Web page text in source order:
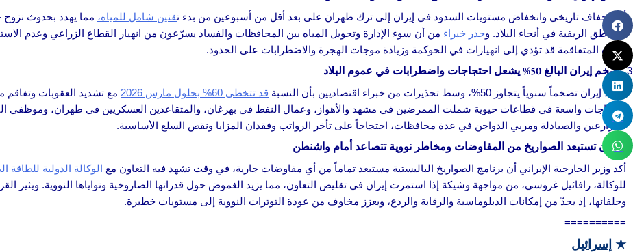
أدى جفاف تاريخي وانخفاض مستويات السدود في إيران إلى ترك طهران على بعد أقل من أسبوعين من بدء تقنين شامل للمياه، مما يهدد بحدوث
المناطق الريفية في أنحاء البلاد. وحذر خبراء من أن سوء الإدارة وتحويل المياه بين المحافظات والفساد يسرّعون من انهيار القطاع الزراعي وعدم
المياه المتفاقمة قد تؤدي إلى انهيارات في الحوكمة وزيادة موجات الهجرة والاضطرابات على الحدود.
تضخم إيران البالغ 50% يشعل احتجاجات واضطرابات في عموم البلاد
تشهد إيران تضخماً سنوياً يتجاوز 50%، وسط تحذيرات من خبراء اقتصاديين بأن النسبة قد تتخطى 60% بحلول مارس 2026
مع تشديد العقوبات وتفاقم
احتجاجات واسعة في قطاعات حيوية شملت الممرضين في مشهد والأهواز، وعمال النفط في بهرغان، والمتقاعدين العسكريين في طهران، وموظفي
المزارعين والصيادلة ومربي الدواجن في عدة محافظات، احتجاجاً على تأخر الرواتب وفقدان المزايا ونقص السلع الأساسية.
إيران تستبعد الصواريخ من المفاوضات ومخاطر نووية تتصاعد أمام واشنطن
أكد وزير الخارجية الإيراني أن برنامج الصواريخ الباليستية مستبعد تماماً من أي مفاوضات جارية، في وقت تشهد فيه التعاون مع الوكالة الدولية للطاقة
للوكالة، رافائيل غروسي، من مواجهة وشيكة إذا استمرت إيران في تقليص التعاون، مما يزيد الغموض حول قدراتها الصاروخية ونواياها النووية. ويثير
وحلفائها، إذ يحدّ من إمكانات الدبلوماسية والرقابة والردع، ويعزز مخاوف من عودة التوترات النووية إلى مستويات خطيرة.
==========
★ إسرائيل